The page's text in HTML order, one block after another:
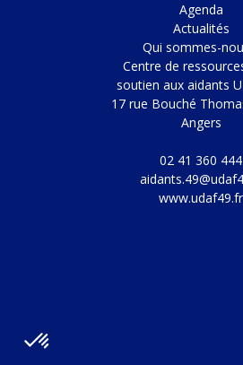
Agenda
Actualités
Qui sommes-
Centre de
soutien aux aidants
17 rue Bouché
Angers
02 41 360 444
www.udaf49.fr